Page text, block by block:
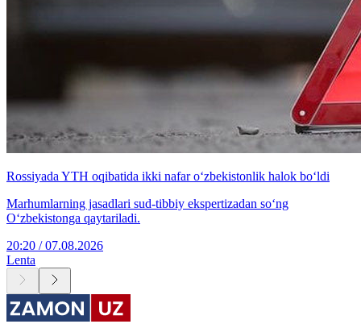
Rossiyada YTH oqibatida ikki nafar o‘zbekistonlik halok bo‘ldi
Marhumlarning jasadlari sud-tibbiy ekspertizadan so‘ng
O‘zbekistonga qaytariladi.
20:20 / 07.08.2026
Lenta